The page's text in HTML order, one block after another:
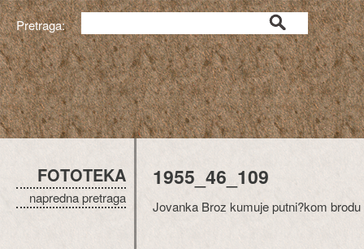
Pretraga:
FOTOTEKA
napredna pretraga
1955_46_109
Jovanka Broz kumuje putni?kom